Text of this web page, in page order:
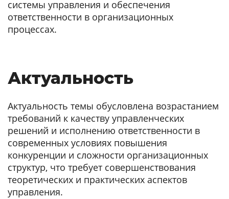
системы управления и обеспечения
ответственности в организационных
процессах.
Актуальность
Актуальность темы обусловлена возрастанием
требований к качеству управленческих
решений и исполнению ответственности в
современных условиях повышения
конкуренции и сложности организационных
структур, что требует совершенствования
теоретических и практических аспектов
управления.